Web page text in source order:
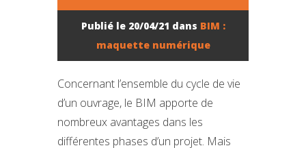
Publié le 20/04/21 dans BIM :
maquette numérique
Concernant l’ensemble du cycle de vie
d’un ouvrage, le BIM apporte de
nombreux avantages dans les
différentes phases d’un projet. Mais